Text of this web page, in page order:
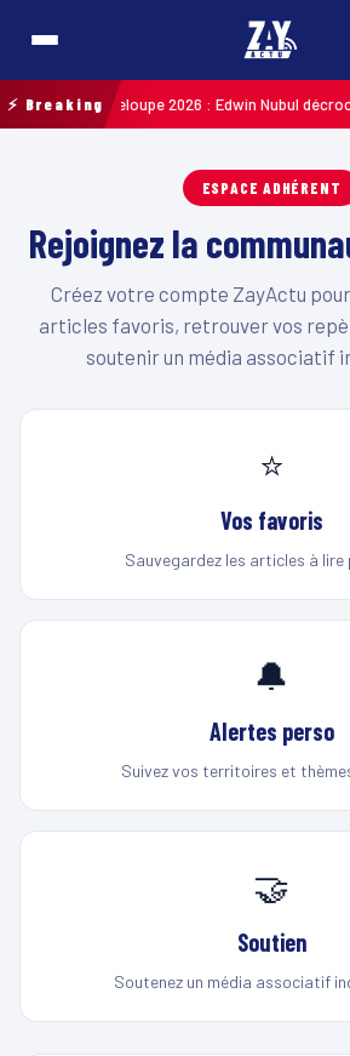
⚡ Breaking
de Guadeloupe 2026 : Edwin Nubul
ESPACE ADHÉRENT
Rejoignez la
Créez votre compte ZayActu
articles favoris, retrouver vos
soutenir un média associatif
⭐
Vos favoris
Sauvegardez les articles à lire
🔔
Alertes perso
Suivez vos territoires et
🤝
Soutien
Soutenez un média associatif